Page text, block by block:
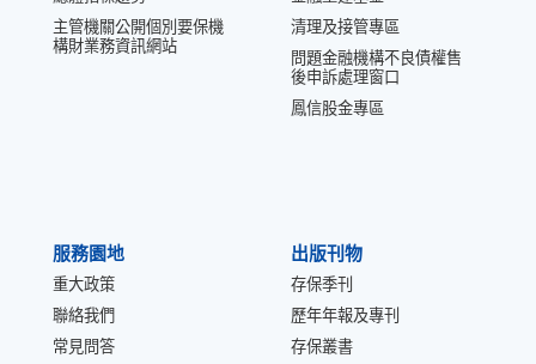
主管機關公開個別要保機
構財業務資訊網站
清理及接管專區
問題金融機構不良債權售
後申訴處理窗口
鳳信股金專區
服務園地
重大政策
聯絡我們
常見問答
出版刊物
存保季刊
歷年年報及專刊
存保叢書